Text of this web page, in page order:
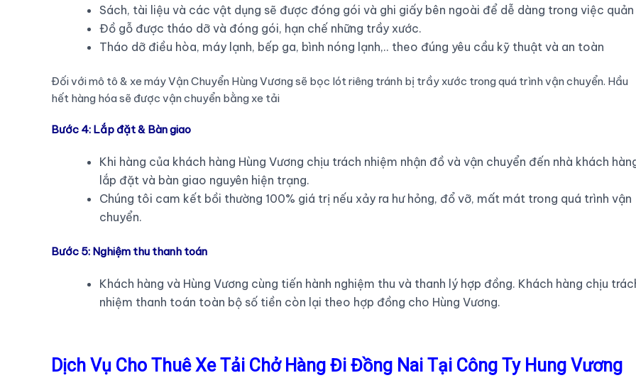
Sách, tài liệu và các vật dụng sẽ được đóng gói và ghi giấy bên ngoài để dễ dàng trong việc quản
Đồ gỗ được tháo dỡ và đóng gói, hạn chế những trầy xước.
Tháo dỡ điều hòa, máy lạnh, bếp ga, bình nóng lạnh,.. theo đúng yêu cầu kỹ thuật và an toàn
Đối với mô tô & xe máy Vận Chuyển Hùng Vương sẽ bọc lót riêng tránh bị trầy xước trong quá trình vận chuyển. Hầu
hết hàng hóa sẽ được vận chuyển bằng xe tải
Bước 4: Lắp đặt & Bàn giao
Khi hàng của khách hàng Hùng Vương chịu trách nhiệm nhận đồ và vận chuyển đến nhà khách
lắp đặt và bàn giao nguyên hiện trạng.
Chúng tôi cam kết bồi thường 100% giá trị nếu xảy ra hư hỏng, đổ vỡ, mất mát trong quá trình vận
chuyển.
Bước 5: Nghiệm thu thanh toán
Khách hàng và Hùng Vương cùng tiến hành nghiệm thu và thanh lý hợp đồng. Khách hàng chịu
nhiệm thanh toán toàn bộ số tiền còn lại theo hợp đồng cho Hùng Vương.
Dịch Vụ Cho Thuê Xe Tải Chở Hàng Đi Đồng Nai Tại Công Ty Hung Vương